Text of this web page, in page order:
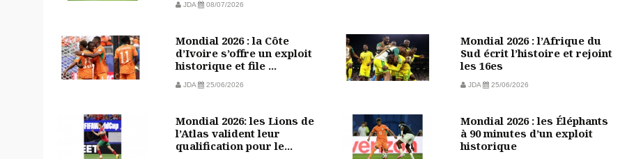
JDA 08/07/2026
Mondial 2026 : la Côte
d’Ivoire s’offre un exploit
historique et file ...
JDA 25/06/2026
Mondial 2026 : l’Afrique du
Sud écrit l’histoire et rejoint
les 16es
JDA 25/06/2026
Mondial 2026: les Lions de
l’Atlas valident leur
qualification pour le...
Mondial 2026 : les Éléphants
à 90 minutes d’un exploit
historique